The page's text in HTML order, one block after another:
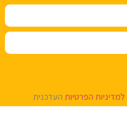
למדיניות הפרטיות העדכנית